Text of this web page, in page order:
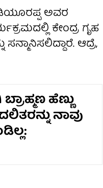
ಅವರ
ಕೇಂದ್ರ ಗೃಹ
ಆದ್ರೆ,
ಹೆಣ್ಣು
ನಾವು